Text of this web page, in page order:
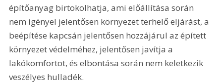
építőanyag birtokolhatja, ami előállítása során
nem igényel jelentősen környezet terhelő eljárást, a
beépítése kapcsán jelentősen hozzájárul az épített
környezet védelméhez, jelentősen javítja a
lakókomfortot, és elbontása során nem keletkezik
veszélyes hulladék.